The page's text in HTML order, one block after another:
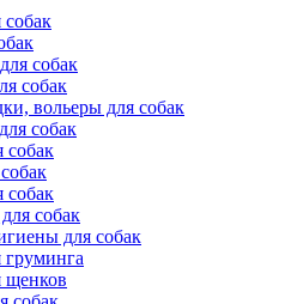
собак
собак
вольеры для собак
собак
собак
собак
собак
для собак
груминга
щенков